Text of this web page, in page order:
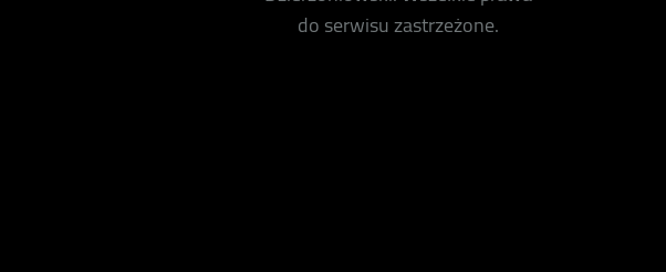
do serwisu zastrzeżone.